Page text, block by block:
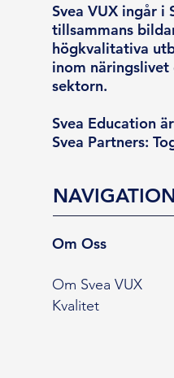
Svea VUX ingår i
tillsammans
högkvalitativa
inom
sektorn.
Svea Education
Svea Partners:
Om Oss
Om Svea VUX
Kvalitet